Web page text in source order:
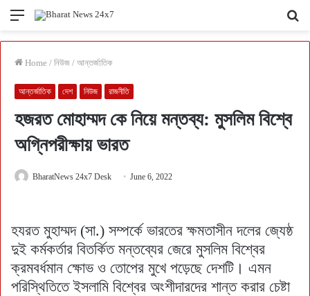
Menu
Home / নিউজ / আন্তর্জাতিক
আন্তর্জাতিক দেশ নিউজ রাজনীতি
হজরত মোহাম্মদ কে নিয়ে মন্তব্য: মুসলিম বিশ্বে
অগ্নিপরীক্ষায় ভারত
BharatNews 24x7 Desk June 6, 2022
হযরত মুহাম্মদ (সা.) সম্পর্কে ভারতের ক্ষমতাসীন দলের জ্যেষ্ঠ
দুই কর্মকর্তার বিতর্কিত মন্তব্যের জেরে মুসলিম বিশ্বের
ক্রমবর্ধমান ক্ষোভ ও তোপের মুখে পড়েছে দেশটি। এমন
পরিস্থিতিতে ইসলামি বিশ্বের অংশীদারদের শান্ত করার চেষ্টা